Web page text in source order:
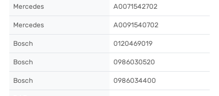
Mercedes A0071542702
Mercedes A0091540702
Bosch 0120469019
Bosch 0986030520
Bosch 0986034400